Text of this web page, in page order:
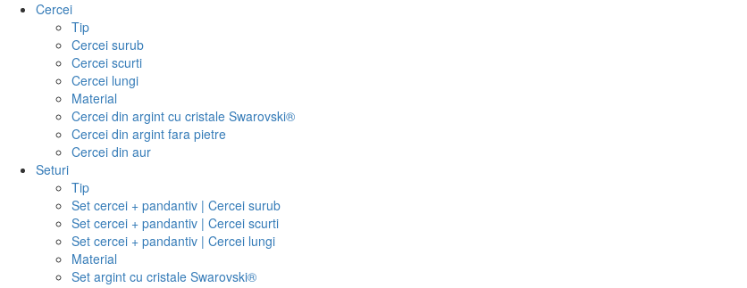
Cercei
Tip
Cercei surub
Cercei scurti
Cercei lungi
Material
Cercei din argint cu cristale Swarovski®
Cercei din argint fara pietre
Cercei din aur
Seturi
Tip
Set cercei + pandantiv | Cercei surub
Set cercei + pandantiv | Cercei scurti
Set cercei + pandantiv | Cercei lungi
Material
Set argint cu cristale Swarovski®